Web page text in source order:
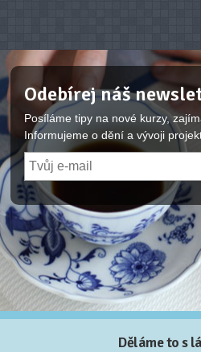
Odebírej náš
Posíláme tipy na nové kurzy,
Informujeme o dění a vývoji
Děláme to s